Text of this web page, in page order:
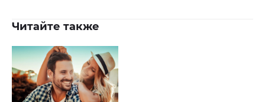
Читайте также